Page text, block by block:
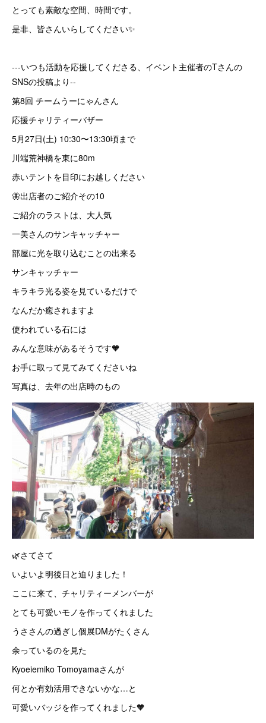
とっても素敵な空間、時間です。
是非、皆さんいらしてください✨
---いつも活動を応援してくださる、イベント主催者のTさんの
SNSの投稿より--
第8回 チームうーにゃんさん
応援チャリティーバザー
5月27日(土) 10:30〜13:30頃まで
川端荒神橋を東に80m
赤いテントを目印にお越しください
🦋出店者のご紹介その10
ご紹介のラストは、大人気
一美さんのサンキャッチャー
部屋に光を取り込むことの出来る
サンキャッチャー
キラキラ光る姿を見ているだけで
なんだか癒されますよ
使われている石には
みんな意味があるそうです🧡
お手に取って見てみてくださいね
写真は、去年の出店時のもの
🌿さてさて
いよいよ明後日と迫りました！
ここに来て、チャリティーメンバーが
とても可愛いモノを作ってくれました
うささんの過ぎし個展DMがたくさん
余っているのを見た
Kyoeiemiko Tomoyamaさんが
何とか有効活用できないかな…と
可愛いバッジを作ってくれました🧡